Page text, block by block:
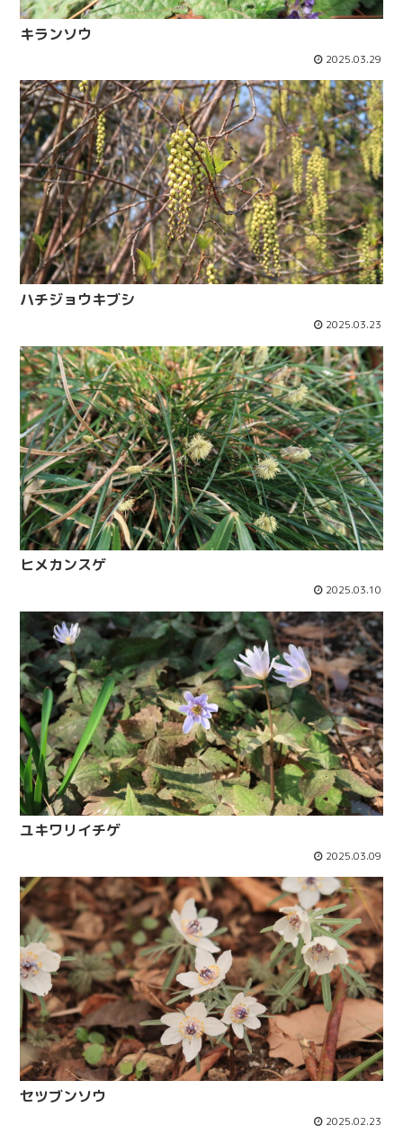
キランソウ
2025.03.29
ハチジョウキブシ
2025.03.23
ヒメカンスゲ
2025.03.10
ユキワリイチゲ
2025.03.09
セツブンソウ
2025.02.23